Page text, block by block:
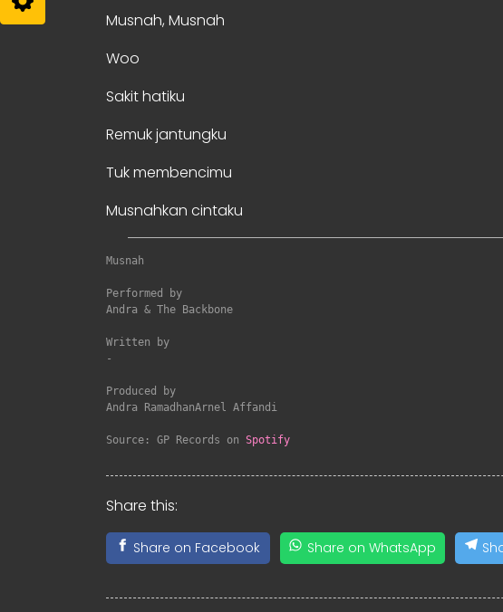
Musnah, Musnah
Woo
Sakit hatiku
Remuk jantungku
Tuk membencimu
Musnahkan cintaku
Musnah
Performed by
Andra & The Backbone
Written by
-
Produced by
Andra RamadhanArnel Affandi
Source: GP Records on Spotify
Share this:
Share on Facebook Share on WhatsApp